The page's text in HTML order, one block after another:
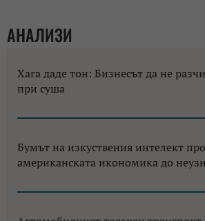
АНАЛИЗИ
Хага даде тон: Бизнесът да не
при суша
Бумът на изкуствения интелект
американската икономика до